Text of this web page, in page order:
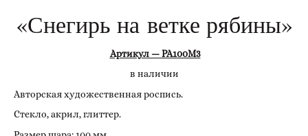
«Снегирь на ветке рябины»
Артикул — РА100М3
в наличии
Авторская художественная роспись.
Стекло, акрил, глиттер.